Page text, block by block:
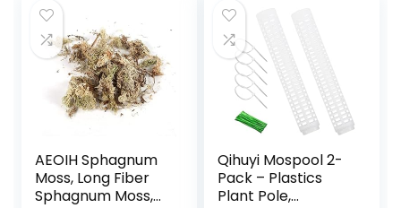
Kamperen Vissen,
Past Op
Slaapzakken, Bed,
Tent(Green,2.4 *
1.4 * 1.3m)
AEOIH Sphagnum
Moss, Long Fiber
Sphagnum Moss,
Qihuyi Mospool 2-
Pack – Plastics
Plant Pole,